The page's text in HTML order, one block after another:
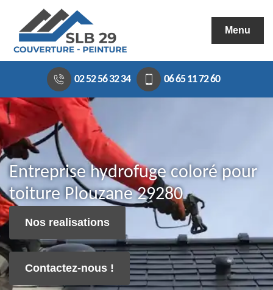
Menu
02 52 56 32 34 06 65 11 72 60
Entreprise hydrofuge coloré pour
toiture Plouzane 29280
Nos realisations
Contactez-nous !